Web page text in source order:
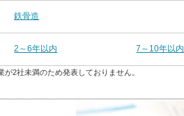
鉄骨造
2～6年以内 7～10年以内
2社未満のため発表しておりません。